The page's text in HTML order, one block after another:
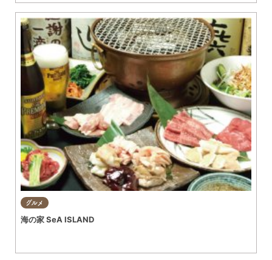
グルメ
海の家 SeA ISLAND